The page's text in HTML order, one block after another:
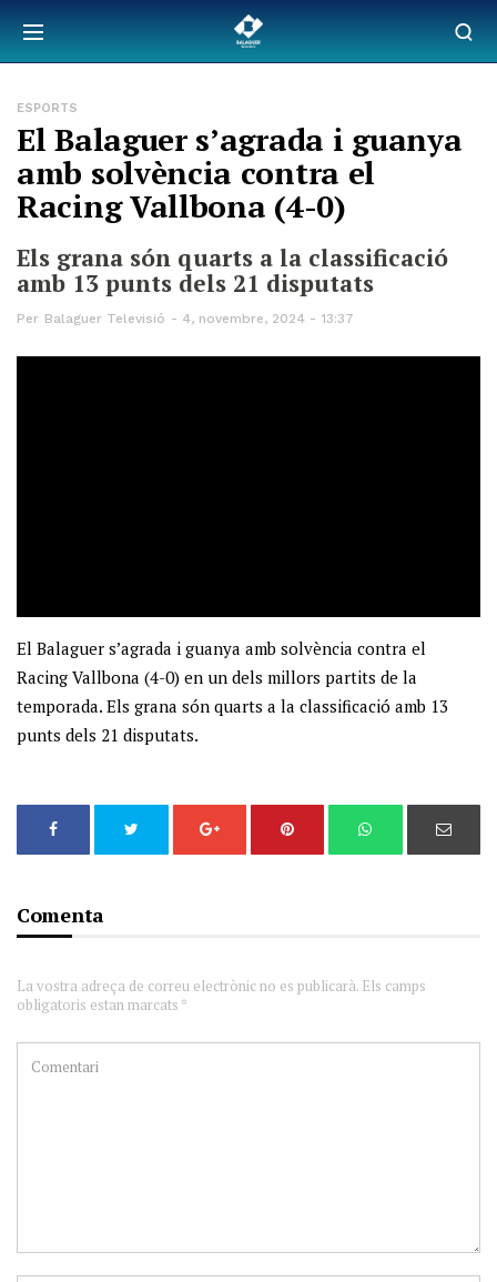
ESPORTS
El Balaguer s’agrada i guanya
amb solvència contra el
Racing Vallbona (4-0)
Els grana són quarts a la classificació
amb 13 punts dels 21 disputats
Per Balaguer Televisió 4, novembre, 2024 - 13:37
El Balaguer s’agrada i guanya amb solvència contra el
Racing Vallbona (4-0) en un dels millors partits de la
temporada. Els grana són quarts a la classificació amb 13
punts dels 21 disputats.
Comenta
La vostra adreça de correu electrònic no es publicarà. Els camps
obligatoris estan marcats *